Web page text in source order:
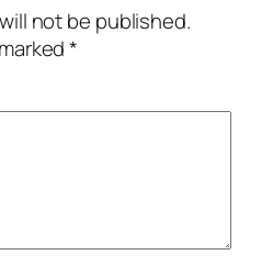
not be published.
*